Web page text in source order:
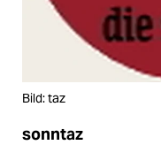
Bild: taz
sonntaz